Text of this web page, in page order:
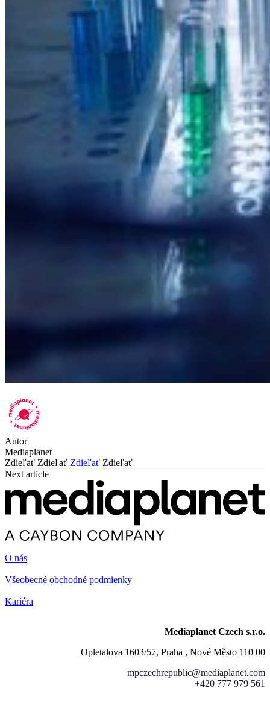
Autor
Mediaplanet
Zdieľať Zdieľať Zdieľať Zdieľať
Next article
O nás
Všeobecné obchodné podmienky
Kariéra
Mediaplanet Czech s.r.o.
Opletalova 1603/57, Praha , Nové Město 110 00
mpczechrepublic@mediaplanet.com
+420 777 979 561